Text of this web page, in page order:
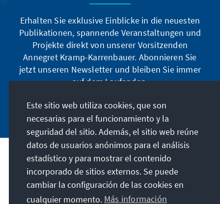
Erhalten Sie exklusive Einblicke in die neuesten
Publikationen, spannende Veranstaltungen und
Projekte direkt von unserer Vorsitzenden
Annegret Kramp-Karrenbauer. Abonnieren Sie
jetzt unseren Newsletter und bleiben Sie immer
auf dem Laufenden.
Jetzt abonnieren
Nuestra misión
Contacto
Este sitio web utiliza cookies, que son
necesarias para el funcionamiento y la
seguridad del sitio. Además, el sitio web reúne
datos de usuarios anónimos para el análisis
estadístico y para mostrar el contenido
incorporado de sitios externos. Se puede
cambiar la configuración de las cookies en
cualquier momento. Más información